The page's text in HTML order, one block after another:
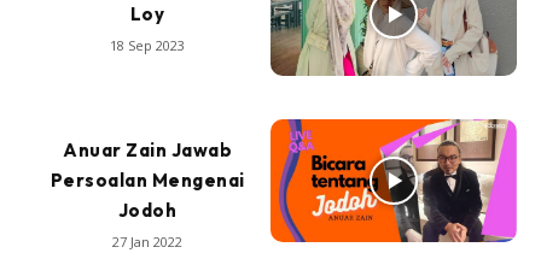
Loy
18 Sep 2023
Anuar Zain Jawab
Persoalan Mengenai
Jodoh
27 Jan 2022